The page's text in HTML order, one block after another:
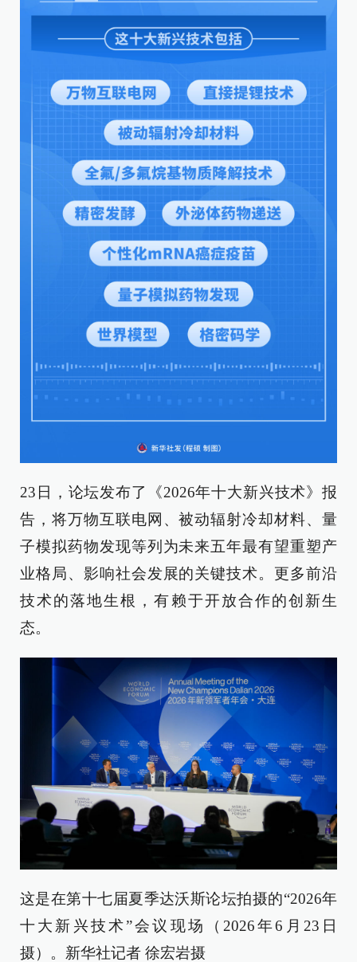
23日，论坛发布了《2026年十大新兴技术》报
告，将万物互联电网、被动辐射冷却材料、量
子模拟药物发现等列为未来五年最有望重塑产
业格局、影响社会发展的关键技术。更多前沿
技术的落地生根，有赖于开放合作的创新生
态。
这是在第十七届夏季达沃斯论坛拍摄的“2026年
十大新兴技术”会议现场（2026年6月23日
摄）。新华社记者 徐宏岩摄